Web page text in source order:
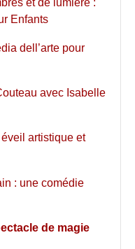
et de lumière :
Enfants
dell’arte pour
avec Isabelle
artistique et
: une comédie
de magie